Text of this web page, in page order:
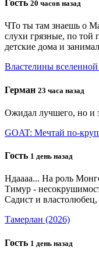
Гость 20 часов назад
ЧТо ты там знаешь о
слухи грязные, по той
детские дома и
Властелины
Герман 23 часа назад
Ожидал лучшего, но и
GOAT: Мечтай по-
Гость 1 день назад
Ндаааа... На роль
Тимур -
Садист и
Тамерлан (2026)
Гость 1 день назад